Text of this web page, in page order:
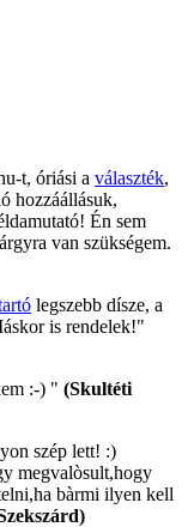
t, óriási a választék,
hozzáállásuk,
Én sem
van szükségem.
legszebb dísze, a
is rendelek!"
:-) " (Skultéti
szép lett! :)
megvalòsult,hogy
bàrmi ilyen kell